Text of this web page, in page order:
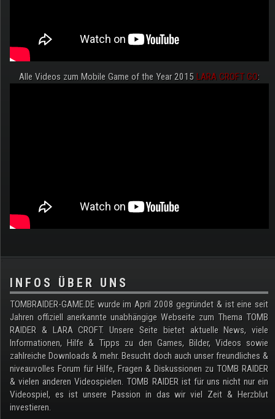
Alle Videos zum Mobile Game of the Year 2015 LARA CROFT GO:
.
INFOS ÜBER UNS
TOMBRAIDER-GAME.DE wurde im April 2008 gegründet & ist eine seit
Jahren offiziell anerkannte unabhängige Webseite zum Thema TOMB
RAIDER & LARA CROFT. Unsere Seite bietet aktuelle News, viele
Informationen, Hilfe & Tipps zu den Games, Bilder, Videos sowie
zahlreiche Downloads & mehr. Besucht doch auch unser freundliches &
niveauvolles Forum für Hilfe, Fragen & Diskussionen zu TOMB RAIDER
& vielen anderen Videospielen. TOMB RAIDER ist für uns nicht nur ein
Videospiel, es ist unsere Passion in das wir viel Zeit & Herzblut
investieren.